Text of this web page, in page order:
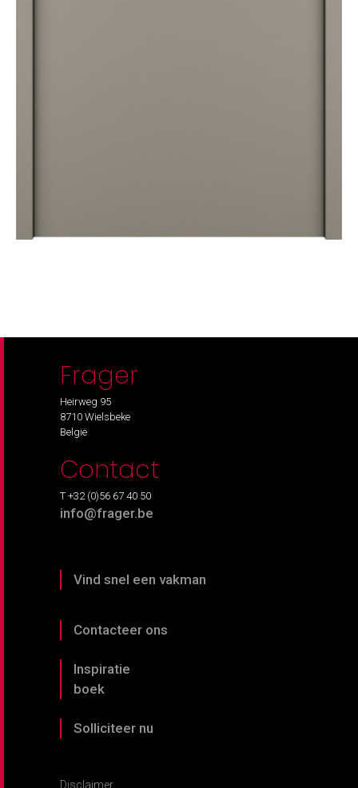
Frager
Heirweg 95
8710 Wielsbeke
België
Contact
T +32 (0)56 67 40 50
info@frager.be
Vind snel een vakman
Contacteer ons
Inspiratie
boek
Solliciteer nu
Disclaimer